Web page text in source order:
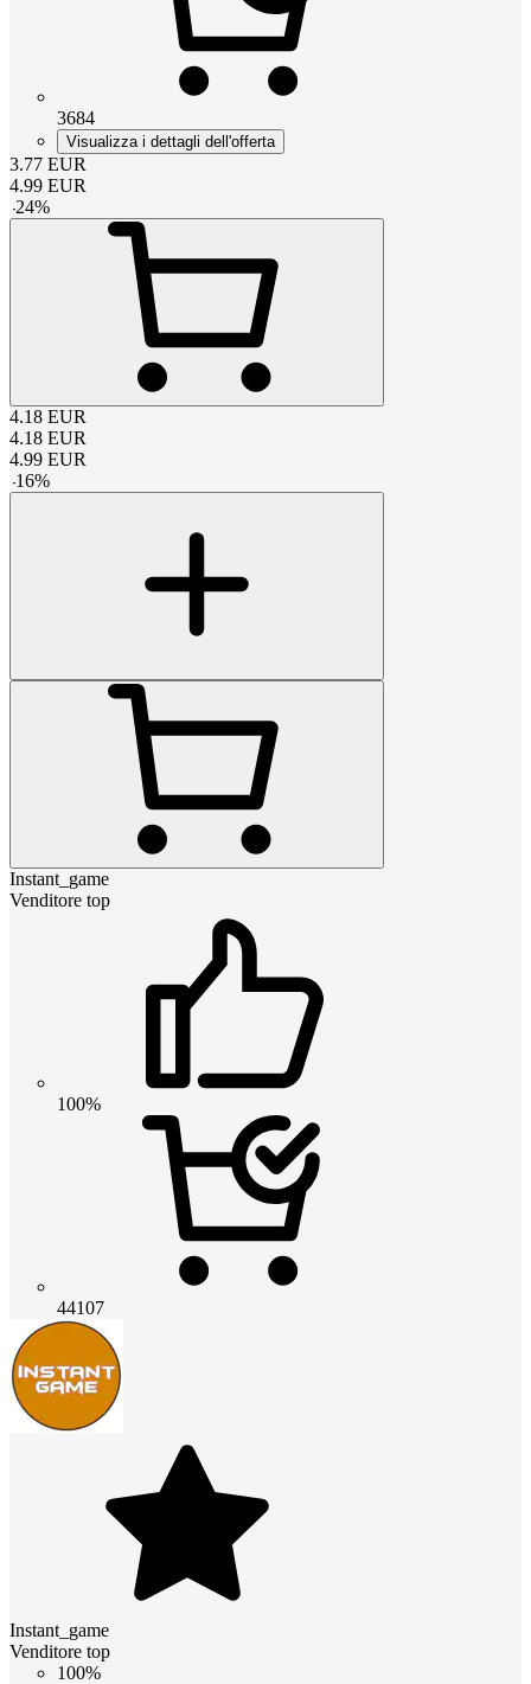
3684
Visualizza i dettagli dell'offerta
3.77 EUR
4.99 EUR
-24%
4.18 EUR
4.18 EUR
4.99 EUR
-16%
Instant_game
Venditore top
100%
44107
Instant_game
Venditore top
100%